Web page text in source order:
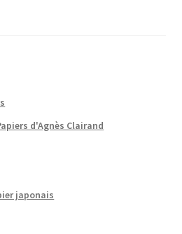
d'Agnès Clairand
japonais